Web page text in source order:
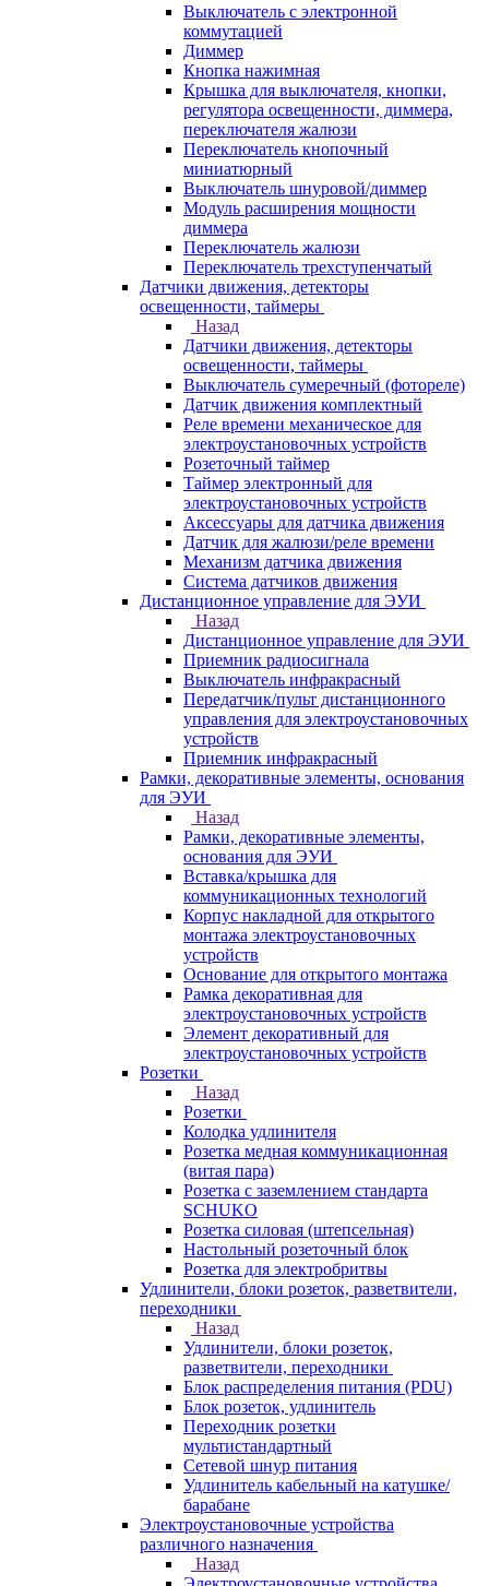
Выключатель с электронной
коммутацией
Диммер
Кнопка нажимная
Крышка для выключателя, кнопки,
регулятора освещенности, диммера,
переключателя жалюзи
Переключатель кнопочный
миниатюрный
Выключатель шнуровой/диммер
Модуль расширения мощности
диммера
Переключатель жалюзи
Переключатель трехступенчатый
Датчики движения, детекторы
освещенности, таймеры
Назад
Датчики движения, детекторы
освещенности, таймеры
Выключатель сумеречный (фотореле)
Датчик движения комплектный
Реле времени механическое для
электроустановочных устройств
Розеточный таймер
Таймер электронный для
электроустановочных устройств
Аксессуары для датчика движения
Датчик для жалюзи/реле времени
Механизм датчика движения
Система датчиков движения
Дистанционное управление для ЭУИ
Назад
Дистанционное управление для ЭУИ
Приемник радиосигнала
Выключатель инфракрасный
Передатчик/пульт дистанционного
управления для электроустановочных
устройств
Приемник инфракрасный
Рамки, декоративные элементы, основания
для ЭУИ
Назад
Рамки, декоративные элементы,
основания для ЭУИ
Вставка/крышка для
коммуникационных технологий
Корпус накладной для открытого
монтажа электроустановочных
устройств
Основание для открытого монтажа
Рамка декоративная для
электроустановочных устройств
Элемент декоративный для
электроустановочных устройств
Розетки
Назад
Розетки
Колодка удлинителя
Розетка медная коммуникационная
(витая пара)
Розетка с заземлением стандарта
SCHUKO
Розетка силовая (штепсельная)
Настольный розеточный блок
Розетка для электробритвы
Удлинители, блоки розеток, разветвители,
переходники
Назад
Удлинители, блоки розеток,
разветвители, переходники
Блок распределения питания (PDU)
Блок розеток, удлинитель
Переходник розетки
мультистандартный
Сетевой шнур питания
Удлинитель кабельный на катушке/
барабане
Электроустановочные устройства
различного назначения
Назад